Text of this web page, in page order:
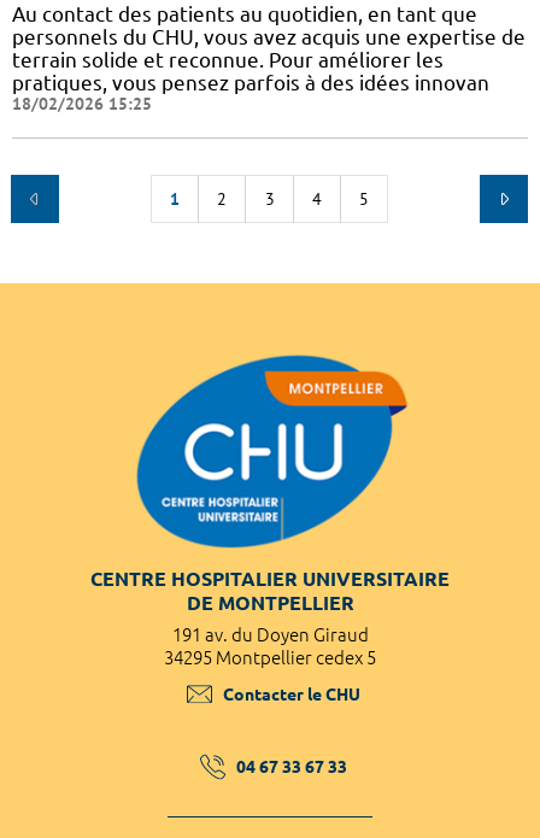
Au contact des patients au quotidien, en tant que
personnels du CHU, vous avez acquis une expertise de
terrain solide et reconnue. Pour améliorer les
pratiques, vous pensez parfois à des idées innovan
18/02/2026 15:25
1 2 3 4 5
CENTRE HOSPITALIER UNIVERSITAIRE
DE MONTPELLIER
191 av. du Doyen Giraud
34295 Montpellier cedex 5
Contacter le CHU
04 67 33 67 33